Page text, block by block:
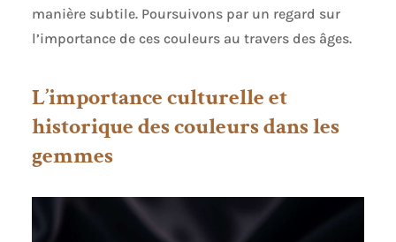
manière subtile. Poursuivons par un regard sur
l’importance de ces couleurs au travers des âges.
L’importance culturelle et
historique des couleurs dans les
gemmes